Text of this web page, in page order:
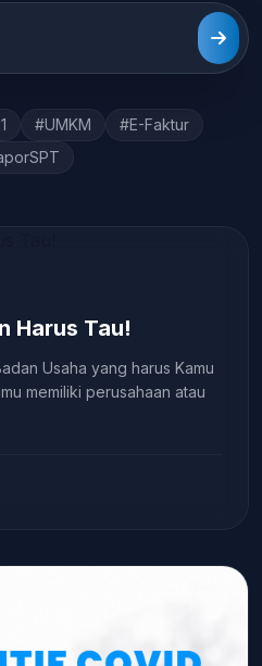
#UMKM
#E-Faktur
Harus Tau!
Usaha yang harus Kamu